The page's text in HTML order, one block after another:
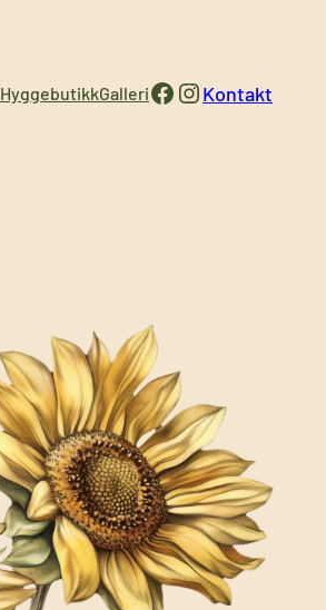
HyggebutikkGalleriFacebook
Instagram
Kontakt